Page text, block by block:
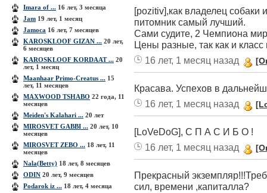
Imara of ... 16 лет, 3 месяца
Jam 19 лет, 1 месяц
Jamoca 16 лет, 7 месяцев
KAROSKLOOF GIZAN ... 20 лет,
6 месяцев
KAROSKLOOF KORDAAT ... 20
лет, 1 месяц
Maanhaar Primo-Creatus ... 15
лет, 11 месяцев
MAXWOOD TSHABO 22 года, 11
месяцев
Meiden's Kalahari ... 20 лет
MIROSVET GABBI ... 20 лет, 10
месяцев
MIROSVET ZEBO ... 18 лет, 11
месяцев
Nala(Betty) 18 лет, 8 месяцев
ODIN 20 лет, 9 месяцев
Podarok iz ... 18 лет, 4 месяца
[pozitiv],как владелец собаки
питомник самый лучший.
Сами судите, 2 Чемпиона
Цены разные, так как и
16 лет, 1 месяц назад
Красава. Успехов в
16 лет, 1 месяц назад
[LoVeDoG], С П А С И Б О !
16 лет, 1 месяц назад
Прекрасный
сил, времени ,капиталла?